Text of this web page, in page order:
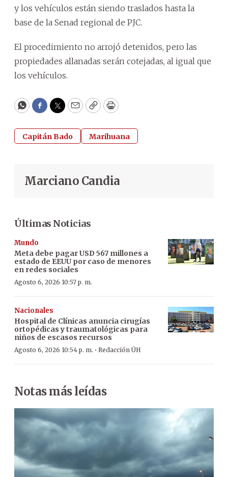
y los vehículos están siendo traslados hasta la
base de la Senad regional de PJC.
El procedimiento no arrojó detenidos, pero las
propiedades allanadas serán cotejadas, al igual que
los vehículos.
WhatsApp
Facebook
Twitter
EmailCopyPrint
Capitán Bado Marihuana
Marciano Candia
Últimas Noticias
Mundo
Meta debe pagar USD 567 millones a
estado de EEUU por caso de menores
en redes sociales
Agosto 6, 2026 10:57 p. m.
Nacionales
Hospital de Clínicas anuncia cirugías
ortopédicas y traumatológicas para
niños de escasos recursos
Agosto 6, 2026 10:54 p. m. · Redacción ÚH
Notas más leídas